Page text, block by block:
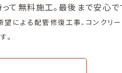
て無料施工。最後まで安心で
による配管修復工事、コンクリ
。